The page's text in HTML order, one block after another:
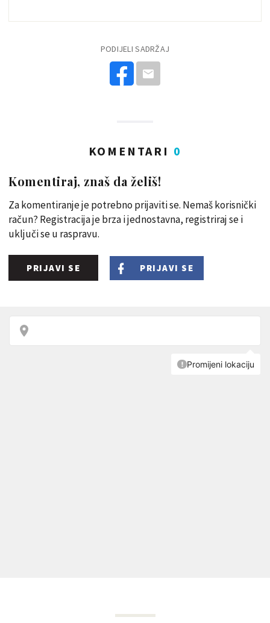
PODIJELI SADRŽAJ
KOMENTARI 0
Komentiraj, znaš da želiš!
Za komentiranje je potrebno prijaviti se. Nemaš korisnički
račun? Registracija je brza i jednostavna, registriraj se i
uključi se u raspravu.
PRIJAVI SE PRIJAVI SE